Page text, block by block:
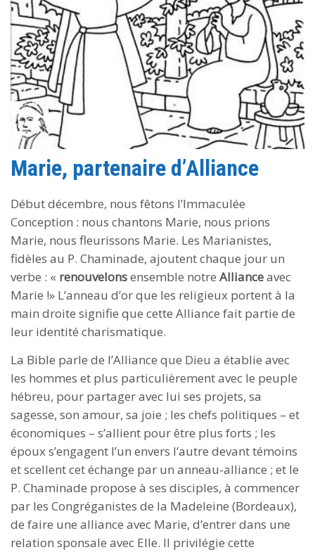
Marie, partenaire d’Alliance
Début décembre, nous fêtons l’Immaculée
Conception : nous chantons Marie, nous prions
Marie, nous fleurissons Marie. Les Marianistes,
fidèles au P. Chaminade, ajoutent chaque jour un
verbe : « renouvelonsensemble notre Allianceavec
Marie !» L’anneau d’or que les religieux portent à la
main droite signifie que cette Alliance fait partie de
leur identité charismatique.
La Bible parle de l’Alliance que Dieu a établie avec
les hommes et plus particulièrement avec le peuple
hébreu, pour partager avec lui ses projets, sa
sagesse, son amour, sa joie ; les chefs politiques – et
économiques – s’allient pour être plus forts ; les
époux s’engagent l’un envers l’autre devant témoins
et scellent cet échange par un anneau-alliance ; et le
P. Chaminade propose à ses disciples, à commencer
par les Congréganistes de la Madeleine (Bordeaux),
de faire une alliance avec Marie, d’entrer dans une
relation sponsale avec Elle. Il privilégie cette